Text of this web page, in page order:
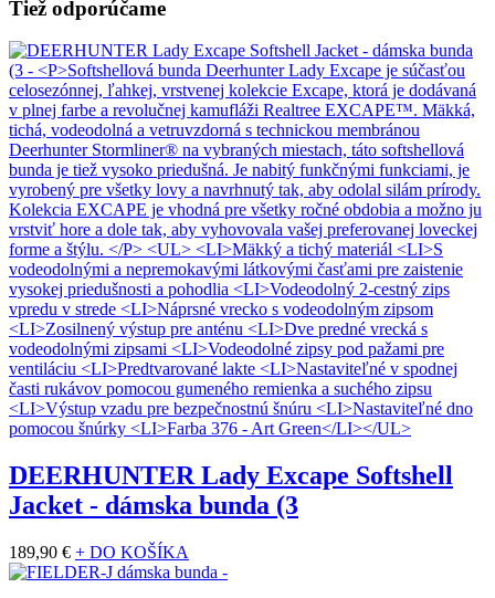
Tiež odporúčame
DEERHUNTER Lady Excape Softshell
Jacket - dámska bunda (3
189,90 € + DO KOŠÍKA